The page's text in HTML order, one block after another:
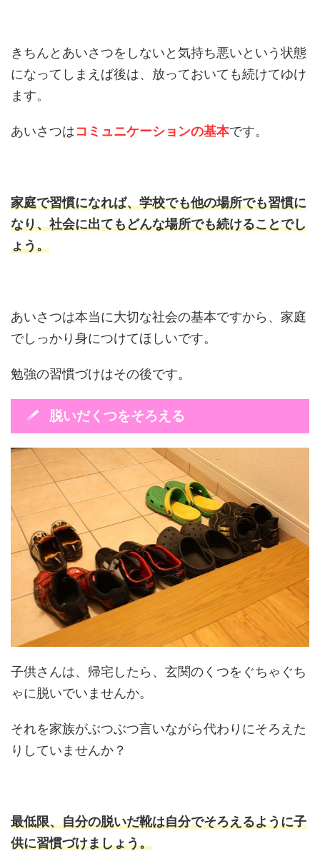
きちんとあいさつをしないと気持ち悪いという状態
になってしまえば後は、放っておいても続けてゆけ
ます。
あいさつはコミュニケーションの基本です。
家庭で習慣になれば、学校でも他の場所でも習慣に
なり、社会に出てもどんな場所でも続けることでし
ょう。
あいさつは本当に大切な社会の基本ですから、家庭
でしっかり身につけてほしいです。
勉強の習慣づけはその後です。
脱いだくつをそろえる
子供さんは、帰宅したら、玄関のくつをぐちゃぐち
ゃに脱いでいませんか。
それを家族がぶつぶつ言いながら代わりにそろえた
りしていませんか？
最低限、自分の脱いだ靴は自分でそろえるように子
供に習慣づけましょう。